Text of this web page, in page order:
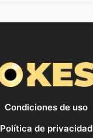
Condiciones de uso
Política de privacidad